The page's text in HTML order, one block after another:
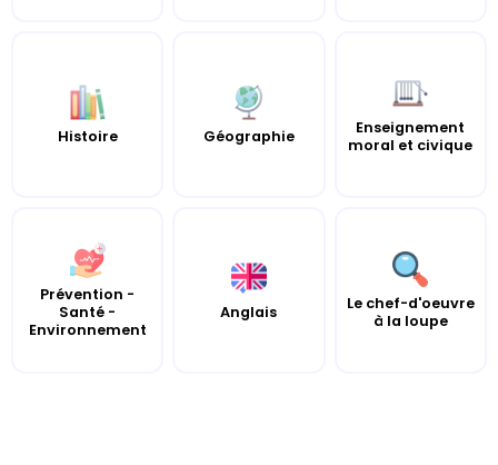
Histoire Géographie
Enseignement
moral et civique
Prévention -
Santé -
Environnement
Anglais
Le chef-d'oeuvre
à la loupe